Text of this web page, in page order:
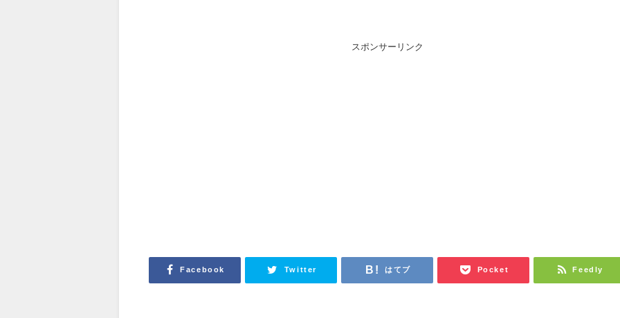
スポンサーリンク
Facebook Twitter はてブ Pocket Feedly